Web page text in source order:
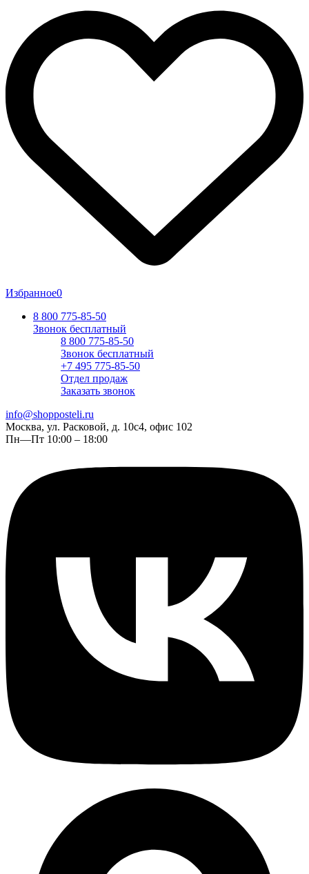
Избранное0
8 800 775-85-50
Звонок бесплатный
8 800 775-85-50
Звонок бесплатный
+7 495 775-85-50
Отдел продаж
Заказать звонок
info@shopposteli.ru
Москва, ул. Расковой, д. 10с4, офис 102
Пн—Пт 10:00 – 18:00